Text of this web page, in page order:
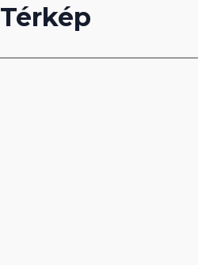
Térkép